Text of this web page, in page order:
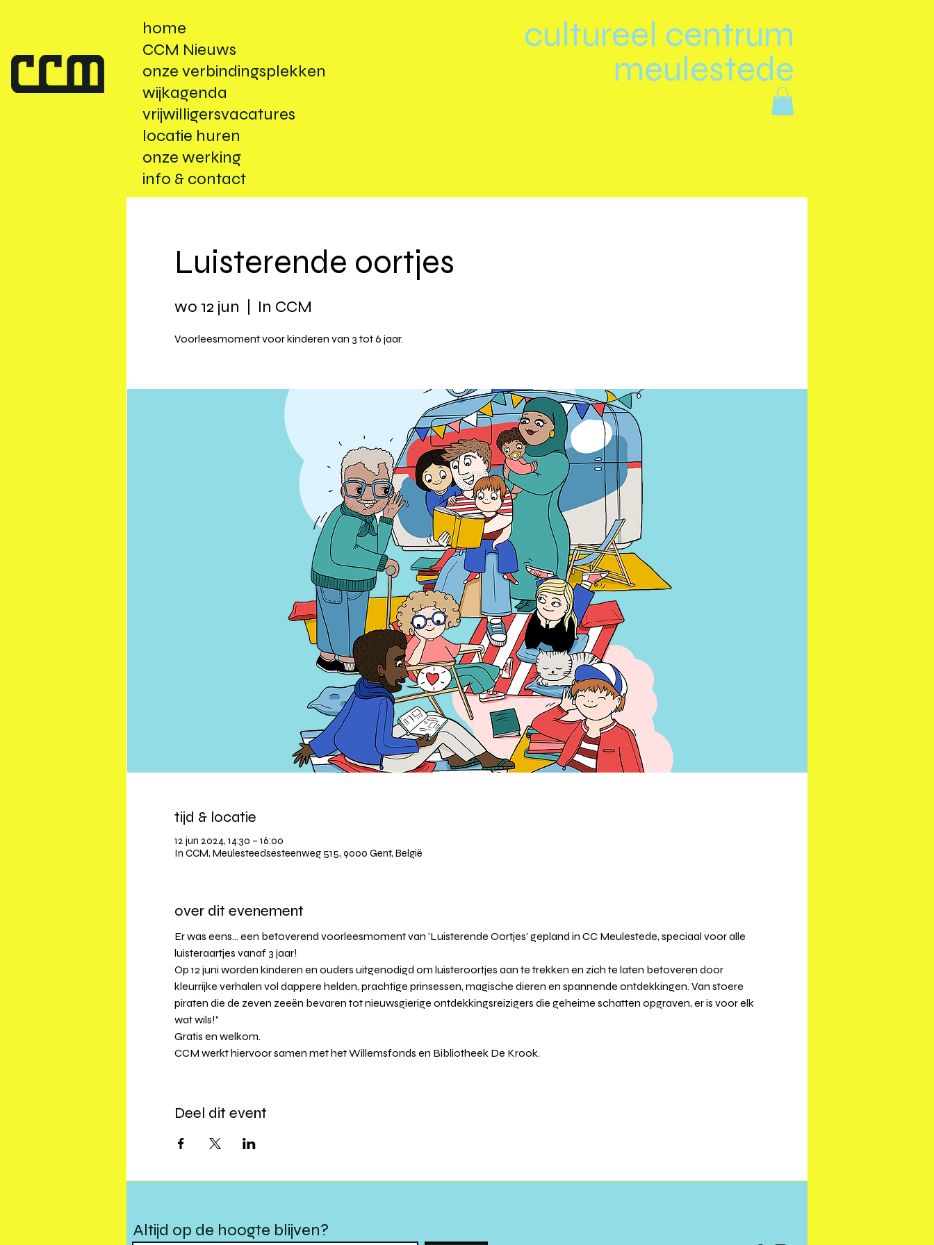
home
CCM Nieuws
onze verbindingsplekken
wijkagenda
vrijwilligersvacatures
locatie huren
onze werking
info & contact
cultureel centrum
meulestede
Luisterende oortjes
wo 12 jun In CCM
Voorleesmoment voor kinderen van 3 tot 6 jaar.
tijd & locatie
12 jun 2024, 14:30 – 16:00
In CCM, Meulesteedsesteenweg 515, 9000 Gent, België
over dit evenement
Er was eens... een betoverend voorleesmoment van 'Luisterende Oortjes' gepland in CC Meulestede, speciaal voor alle
luisteraartjes vanaf 3 jaar!
Op 12 juni worden kinderen en ouders uitgenodigd om luisteroortjes aan te trekken en zich te laten betoveren door
kleurrijke verhalen vol dappere helden, prachtige prinsessen, magische dieren en spannende ontdekkingen. Van stoere
piraten die de zeven zeeën bevaren tot nieuwsgierige ontdekkingsreizigers die geheime schatten opgraven, er is voor elk
wat wils!"
Gratis en welkom.
CCM werkt hiervoor samen met het Willemsfonds en Bibliotheek De Krook.
Deel dit event
Altijd op de hoogte blijven?